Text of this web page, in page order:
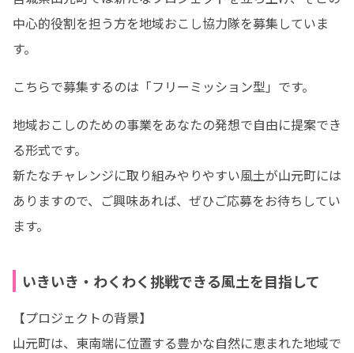
中心的役割を担う方を地域おこし協力隊を募集していま
す。
こちらで募集するのは「フリーミッション型」です。
地域おこしのための事業をあなたの発想で自由に提案でき
る形式です。
新たなチャレンジに取り組みやりやすい風土が山元町には
ありますので、ご興味あれば、ぜひご応募をお待ちしてい
ます。
いきいき・わくわく挑戦できる風土を目指して
【プロジェクトの背景】
山元町は、東南端に位置する豊かな自然に恵まれた地域で